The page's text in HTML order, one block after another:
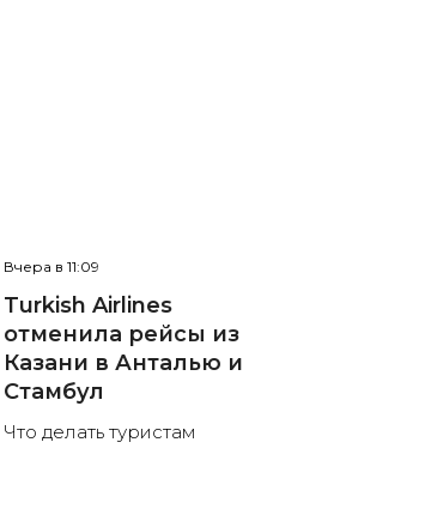
Вчера в 11:09
Turkish Airlines
отменила рейсы из
Казани в Анталью и
Стамбул
Что делать туристам